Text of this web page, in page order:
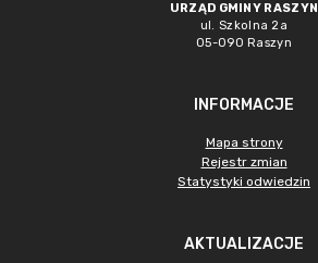
URZĄD GMINY RASZYN
ul. Szkolna 2a
05-090 Raszyn
INFORMACJE
Mapa strony
Rejestr zmian
Statystyki odwiedzin
AKTUALIZACJE